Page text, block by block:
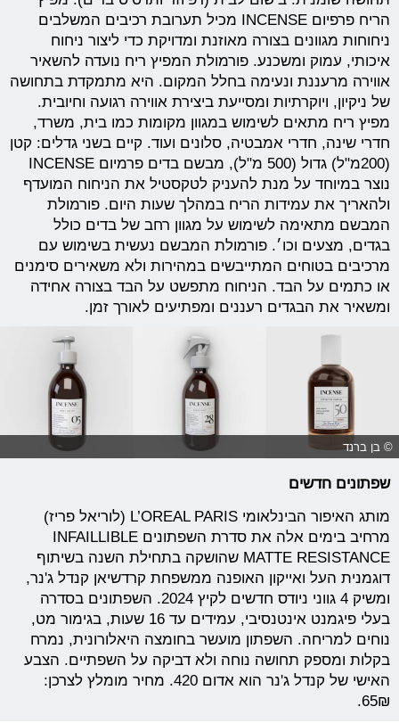
הריח פרפיום INCENSE מכיל תערובת רכיבים המשלבים
ניחוחות מגוונים בצורה מאוזנת ומדויקת כדי ליצור ניחוח
איכותי, עמוק ומשכנע. פורמולת המפיץ ריח נועדה להשאיר
אווירה מרעננת ונעימה בחלל המקום. היא מתמקדת בתחושה
של ניקיון, ויוקרתיות ומסייעת ביצירת אווירה רגועה וחיובית.
מפיץ ריח מתאים לשימוש במגוון מקומות כמו בית, משרד,
חדרי שינה, חדרי אמבטיה, סלונים ועוד. קיים בשני גדלים: קטן
(200מ"ל) גדול (500 מ"ל), מבשם בדים פרמיום INCENSE
נוצר במיוחד על מנת להעניק לטקסטיל את הניחוח המועדף
ולהאריך את עמידות הריח במהלך שעות היום. פורמולת
המבשם מתאימה לשימוש על מגוון רחב של בדים כולל
בגדים, מצעים וכו׳. פורמולת המבשם נעשית בשימוש עם
מרכיבים בטוחים המתייבשים במהירות ולא משאירים סימנים
או כתמים על הבד. הניחוח מתפשט על הבד בצורה אחידה
ומשאיר את הבגדים רעננים ומפתיעים לאורך זמן.
© בן ברנד
שפתונים חדשים
מותג האיפור הבינלאומי L’OREAL PARIS (לוריאל פריז)
מרחיב בימים אלה את סדרת השפתונים INFAILLIBLE
MATTE RESISTANCE שהושקה בתחילת השנה בשיתוף
דוגמנית העל ואייקון האופנה ממשפחת קרדשיאן קנדל ג'נר,
ומשיק 4 גווני ניודס חדשים לקיץ 2024. השפתונים בסדרה
בעלי פיגמנט אינטנסיבי, עמידים עד 16 שעות, בגימור מט,
נוחים למריחה. השפתון מועשר בחומצה היאלורונית, נמרח
בקלות ומספק תחושה נוחה ולא דביקה על השפתיים. הצבע
האישי של קנדל ג'נר הוא אדום 420. מחיר מומלץ לצרכן:
65₪.